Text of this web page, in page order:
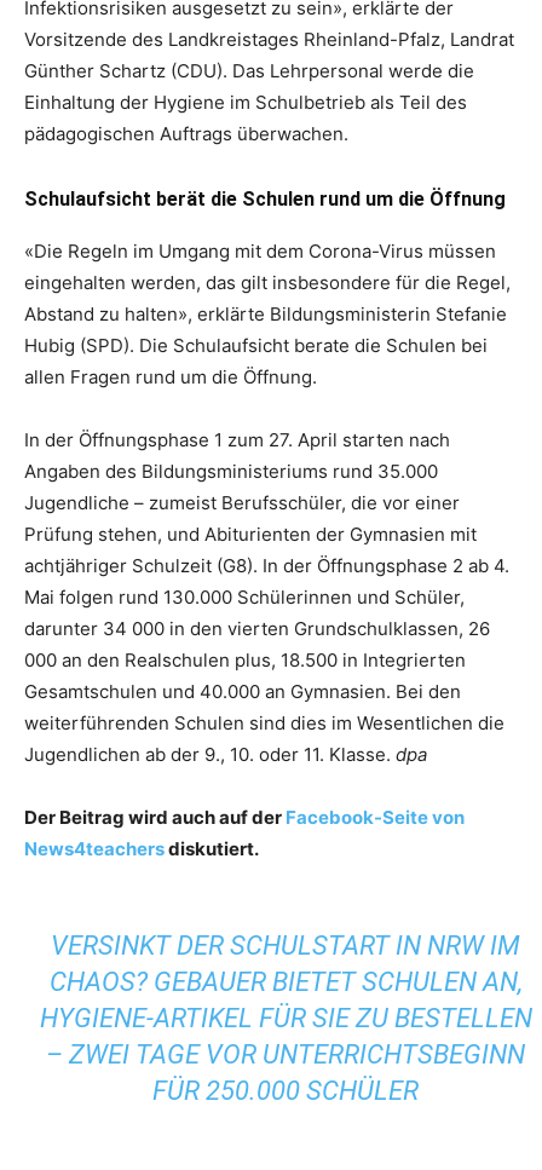
Infektionsrisiken ausgesetzt zu sein», erklärte der
Vorsitzende des Landkreistages Rheinland-Pfalz, Landrat
Günther Schartz (CDU). Das Lehrpersonal werde die
Einhaltung der Hygiene im Schulbetrieb als Teil des
pädagogischen Auftrags überwachen.
Schulaufsicht berät die Schulen rund um die Öffnung
«Die Regeln im Umgang mit dem Corona-Virus müssen
eingehalten werden, das gilt insbesondere für die Regel,
Abstand zu halten», erklärte Bildungsministerin Stefanie
Hubig (SPD). Die Schulaufsicht berate die Schulen bei
allen Fragen rund um die Öffnung.
In der Öffnungsphase 1 zum 27. April starten nach
Angaben des Bildungsministeriums rund 35.000
Jugendliche – zumeist Berufsschüler, die vor einer
Prüfung stehen, und Abiturienten der Gymnasien mit
achtjähriger Schulzeit (G8). In der Öffnungsphase 2 ab 4.
Mai folgen rund 130.000 Schülerinnen und Schüler,
darunter 34 000 in den vierten Grundschulklassen, 26
000 an den Realschulen plus, 18.500 in Integrierten
Gesamtschulen und 40.000 an Gymnasien. Bei den
weiterführenden Schulen sind dies im Wesentlichen die
Jugendlichen ab der 9., 10. oder 11. Klasse. dpa
Der Beitrag wird auch auf der Facebook-Seite von
News4teachersdiskutiert.
VERSINKT DER SCHULSTART IN NRW IM
CHAOS? GEBAUER BIETET SCHULEN AN,
HYGIENE-ARTIKEL FÜR SIE ZU BESTELLEN
– ZWEI TAGE VOR UNTERRICHTSBEGINN
FÜR 250.000 SCHÜLER